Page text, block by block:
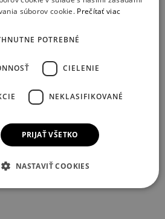
súborov cookie. Prečítať viac
POTREBNÉ
CIELENIE
NEKLASIFIKOVANÉ
PRIJAŤ VŠETKO
NASTAVIŤ COOKIES